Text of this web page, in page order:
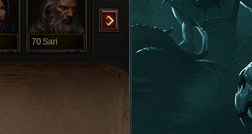
70Sari 70Sari